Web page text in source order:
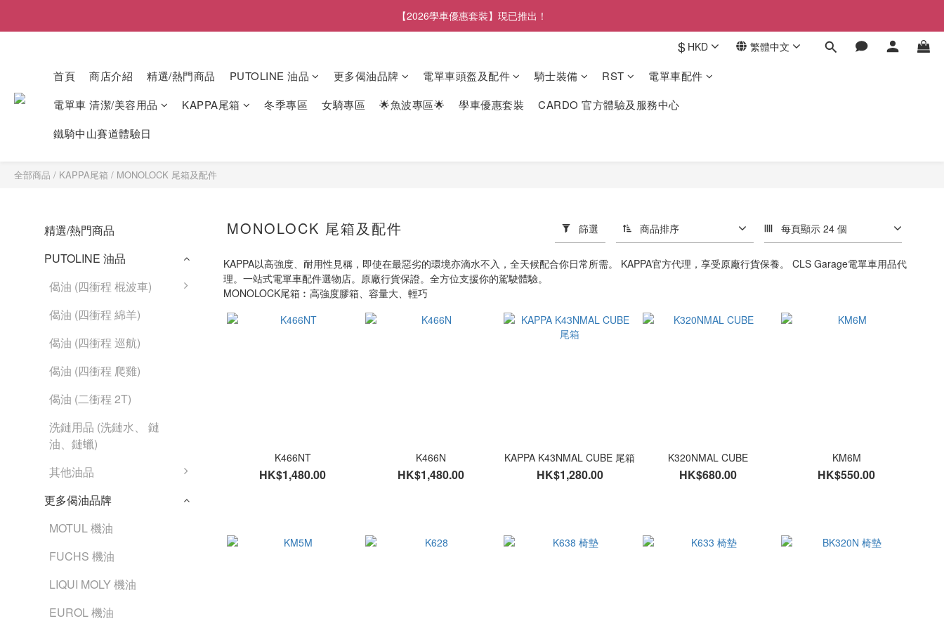
【2026學車優惠套裝】現已推出！
$ HKD 繁體中文
首頁 商店介紹 精選/熱門商品 PUTOLINE 油品 更多偈油品牌 電單車頭盔及配件 騎士裝備 RST
電單車配件
電單車 清潔/美容用品
KAPPA尾箱 冬季專區 女騎專區 🌟魚波專區🌟 學車優惠套裝
CARDO 官方體驗及服務中心
鐵騎中山賽道體驗日
全部商品 / KAPPA尾箱 / MONOLOCK 尾箱及配件
精選/熱門商品
PUTOLINE 油品
偈油 (四衝程 棍波車)
偈油 (四衝程 綿羊)
偈油 (四衝程 巡航)
偈油 (四衝程 爬雞)
偈油 (二衝程 2T)
洗鏈用品 (洗鏈水、 鏈
油、鏈蠟)
其他油品
更多偈油品牌
MOTUL 機油
FUCHS 機油
LIQUI MOLY 機油
EUROL 機油
MONOLOCK 尾箱及配件 篩選 商品排序 每頁顯示 24 個
KAPPA以高強度、耐用性見稱，即使在最惡劣的環境亦滴水不入，全天候配合你日常所需。 KAPPA官方代理，享受原廠行貨保養。 CLS Garage電單車用品代
理。一站式電單車配件選物店。原廠行貨保證。全方位支援你的駕駛體驗。
MONOLOCK尾箱︰高強度膠箱、容量大、輕巧
K466NT
HK$1,480.00
K466N
HK$1,480.00
KAPPA K43NMAL CUBE 尾箱
HK$1,280.00
K320NMAL CUBE
HK$680.00
KM6M
HK$550.00